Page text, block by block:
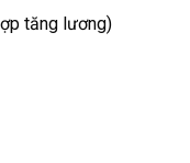
tăng lương)